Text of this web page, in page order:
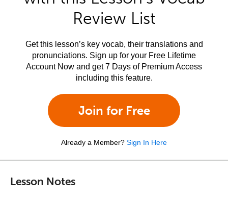
Review List
Get this lesson’s key vocab, their translations and
pronunciations. Sign up for your Free Lifetime
Account Now and get 7 Days of Premium Access
including this feature.
Join for Free
Already a Member? Sign In Here
Lesson Notes